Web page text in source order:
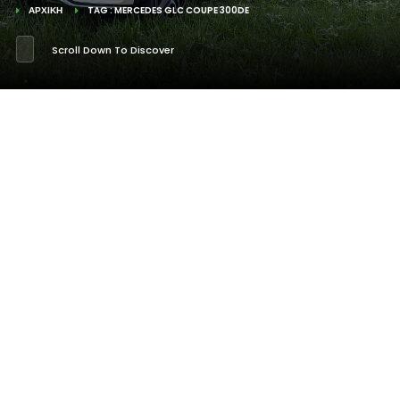
ΑΡΧΙΚΉ TAG : MERCEDES GLC COUPE 300DE
Scroll Down To Discover